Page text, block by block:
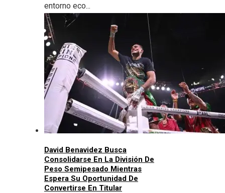
entorno eco...
David Benavidez Busca
Consolidarse En La División De
Peso Semipesado Mientras
Espera Su Oportunidad De
Convertirse En Titular